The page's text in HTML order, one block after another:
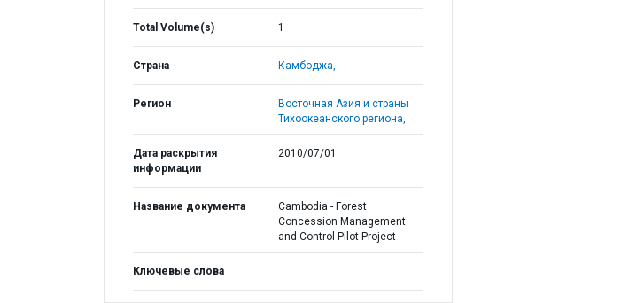
Total Volume(s) 1
Страна Камбоджа,
Регион
Восточная Азия и страны
Тихоокеанского региона,
Дата раскрытия
информации
2010/07/01
Название документа
Cambodia - Forest
Concession Management
and Control Pilot Project
Ключевые слова